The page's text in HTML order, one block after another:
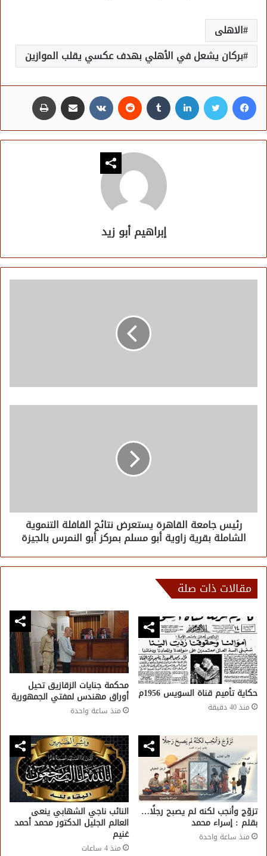
الاهلى
بركان يشعل في الأهلي بهدف عكسي يقلب الموازين
فيسبوك تويتر لينكدإن مشاركة عبر البريد
إبراهيم أبو زيد
رئيس جامعة القاهرة يستعرض نتائج القافلة التنموية
الشاملة بقرية زاوية أبو مسلم بمركز أبو النمرس بالجيزة
مقالات ذات صلة
حكاية تأميم قناة السويس 1956م
منذ 40 دقيقة
محكمة جنايات الزقازيق تحيل
أوراق مهندس لمفتي الجمهورية
منذ ساعة واحدة
تزوّج وأنجب لكنه لم يصبح رجلًا…
بقلم : إسراء محمد
منذ ساعة واحدة
النائب ناجي الشهابي ينعى
العالم الجليل الدكتور محمد أحمد
غنيم
منذ 4 ساعات